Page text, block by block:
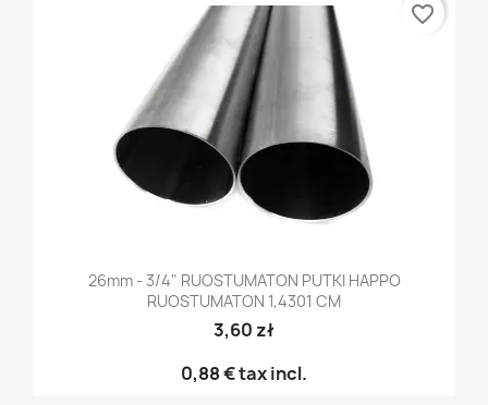
26mm - 3/4" RUOSTUMATON PUTKI HAPPO
RUOSTUMATON 1,4301 CM
3,60 zł
0,88 €tax incl.
favorite_border